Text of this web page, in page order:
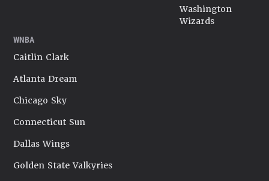
Washington
Wizards
WNBA
Caitlin Clark
Atlanta Dream
Chicago Sky
Connecticut Sun
Dallas Wings
Golden State Valkyries